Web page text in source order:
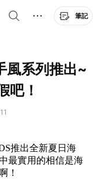
筆記
風系列推出~
吧！
推出全新夏日海
最實用的相信是海
！